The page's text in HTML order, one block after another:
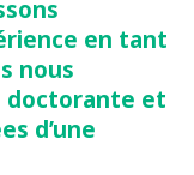
en tant
nous
doctorante et
d’une